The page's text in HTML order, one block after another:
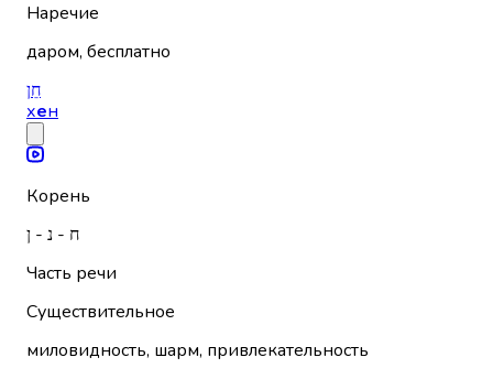
Наречие
даром, бесплатно
חֵן
хен
Корень
ח - נ - ן
Часть речи
Существительное
миловидность, шарм, привлекательность